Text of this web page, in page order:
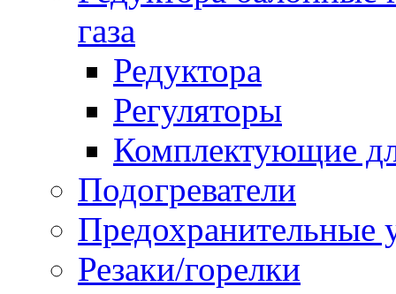
газа
Редуктора
Регуляторы
Комплектующие
Подогреватели
Предохранительные
Резаки/горелки